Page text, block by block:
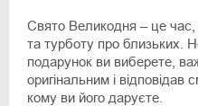
Свято Великодня – це
та турботу про близьких.
подарунок ви виберете,
оригінальним і відповідав
кому ви його даруєте.